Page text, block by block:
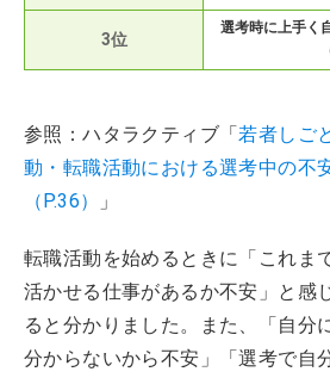
3位
選考時に上手く
参照：ハタラクティブ「若者しご
動・転職活動における選考中の不
（P.36）
」
転職活動を始めるときに「これま
活かせる仕事があるか不安」と感
ると分かりました。また、「自分
分からないから不安」「選考で自